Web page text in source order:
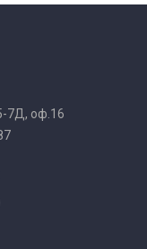
7Д, оф.16